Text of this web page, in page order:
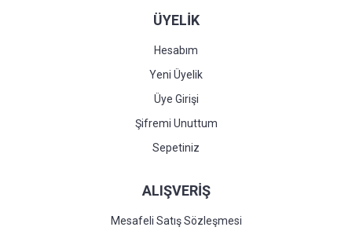
ÜYELİK
Hesabım
Yeni Üyelik
Üye Girişi
Şifremi Unuttum
Sepetiniz
ALIŞVERİŞ
Mesafeli Satış Sözleşmesi